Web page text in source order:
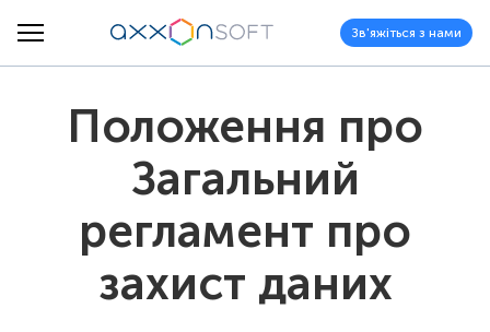
Зв'яжіться з нами
Положення про
Загальний
регламент про
захист даних